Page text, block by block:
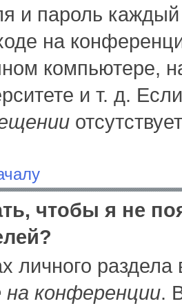
и пароль
на
компьютере,
и т. д.
чтобы я не
личного
на конференции.